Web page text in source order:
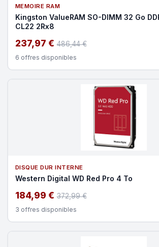
MEMOIRE RAM
Kingston ValueRAM SO-DIMM 32 Go
CL22 2Rx8
237,97 € 486,44 €
6 offres disponibles
DISQUE DUR INTERNE
Western Digital WD Red Pro 4 To
184,99 € 372,99 €
3 offres disponibles